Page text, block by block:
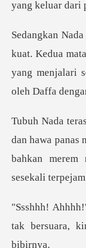
ya
a
yang menjalari
wa panas
bahkan me
tak bersuara,